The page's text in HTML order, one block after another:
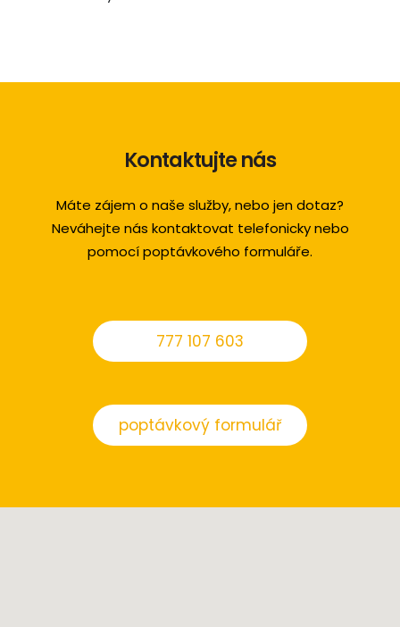
Kontaktujte nás
Máte zájem o naše služby, nebo jen dotaz?
Neváhejte nás kontaktovat telefonicky nebo
pomocí poptávkového formuláře.
777 107 603
poptávkový formulář